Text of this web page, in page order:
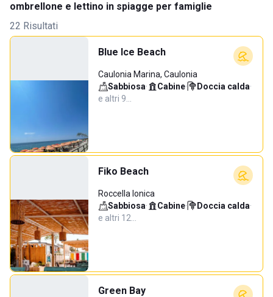
ombrellone e lettino in spiagge per famiglie
22 Risultati
Blue Ice Beach
Caulonia Marina, Caulonia
Sabbiosa· Cabine· Doccia calda·
e altri 9…
Fiko Beach
Roccella Ionica
Sabbiosa· Cabine· Doccia calda·
e altri 12…
Green Bay